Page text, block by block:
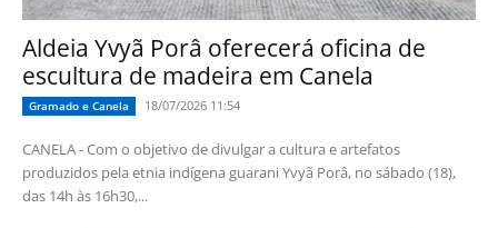
Aldeia Yvyã Porâ oferecerá oficina de
escultura de madeira em Canela
Gramado e Canela 18/07/2026 11:54
CANELA - Com o objetivo de divulgar a cultura e artefatos
produzidos pela etnia indígena guarani Yvyã Porâ, no sábado (18),
das 14h às 16h30,...